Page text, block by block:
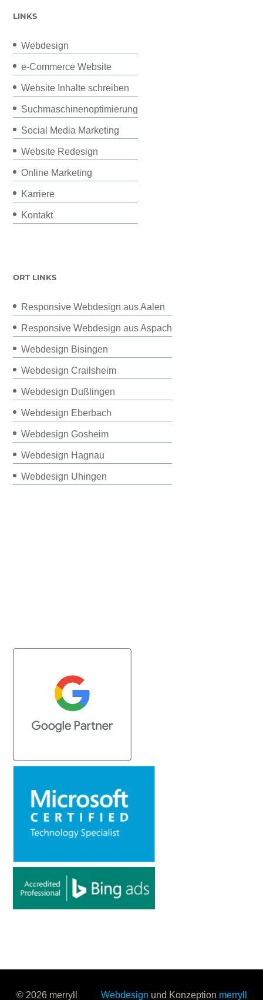
LINKS
Webdesign
e-Commerce Website
Website Inhalte schreiben
Suchmaschinenoptimierung
Social Media Marketing
Website Redesign
Online Marketing
Karriere
Kontakt
ORT LINKS
Responsive Webdesign aus Aalen
Responsive Webdesign aus Aspach
Webdesign Bisingen
Webdesign Crailsheim
Webdesign Dußlingen
Webdesign Eberbach
Webdesign Gosheim
Webdesign Hagnau
Webdesign Uhingen
© 2026 merryll Webdesign und Konzeption merryll